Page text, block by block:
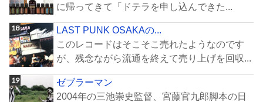
に帰ってきて「ドテラを申し込んできた...
LAST PUNK OSAKAの...
このレコードはそこそこ売れたようなのです
が、残念ながら流通を終えて売り上げを回収...
ゼブラーマン
2004年の三池崇史監督、宮藤官九郎脚本の日